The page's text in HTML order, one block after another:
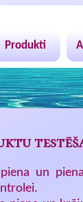
Produkti
un